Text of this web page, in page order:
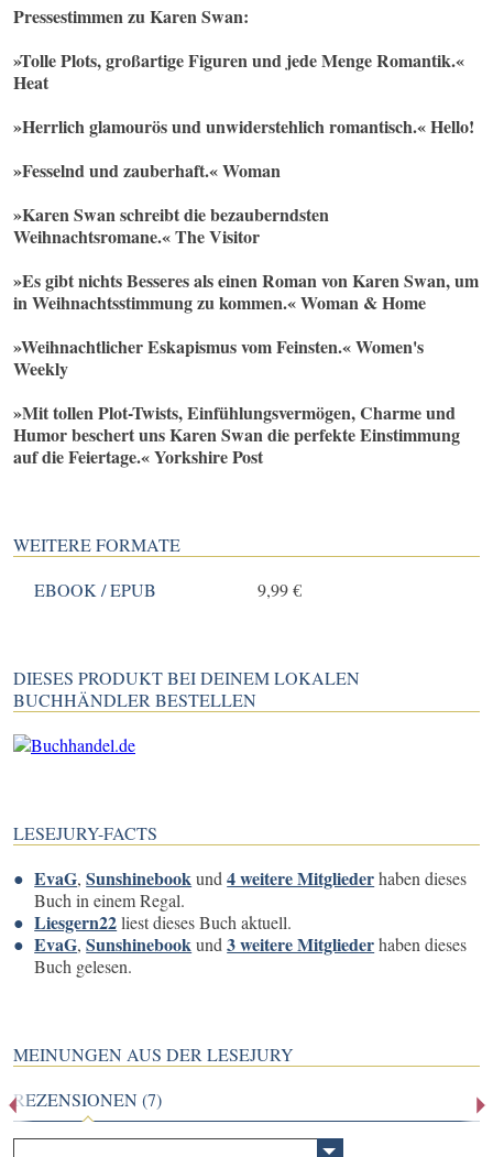
Pressestimmen zu Karen Swan:
»Tolle Plots, großartige Figuren und jede Menge Romantik.«
Heat
»Herrlich glamourös und unwiderstehlich romantisch.« Hello!
»Fesselnd und zauberhaft.« Woman
»Karen Swan schreibt die bezauberndsten
Weihnachtsromane.« The Visitor
»Es gibt nichts Besseres als einen Roman von Karen Swan, um
in Weihnachtsstimmung zu kommen.« Woman & Home
»Weihnachtlicher Eskapismus vom Feinsten.« Women's
Weekly
»Mit tollen Plot-Twists, Einfühlungsvermögen, Charme und
Humor beschert uns Karen Swan die perfekte Einstimmung
auf die Feiertage.« Yorkshire Post
WEITERE FORMATE
EBOOK / EPUB
9,99 €
DIESES PRODUKT BEI DEINEM LOKALEN
BUCHHÄNDLER BESTELLEN
LESEJURY-FACTS
EvaG,Sunshinebookund4 weitere Mitgliederhaben dieses
Buch in einem Regal.
Liesgern22liest dieses Buch aktuell.
EvaG,Sunshinebookund3 weitere Mitgliederhaben dieses
Buch gelesen.
MEINUNGEN AUS DER LESEJURY
REZENSIONEN (7)